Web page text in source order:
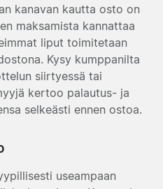
kanavan kautta osto on
maksamista kannattaa
liput toimitetaan
Kysy kumppanilta
siirtyessä tai
kertoo palautus- ja
selkeästi ennen ostoa.
useampaan